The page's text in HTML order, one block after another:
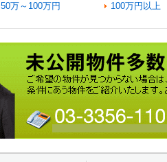
50万～100万円 100万円以上